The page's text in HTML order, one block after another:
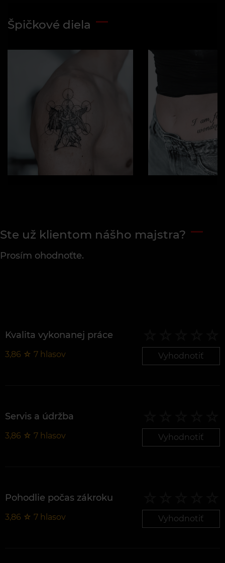
Špičkové diela
Ste už klientom nášho majstra?
Prosím ohodnoťte.
Kvalita vykonanej práce
3,86 ☆ 7 hlasov Vyhodnotiť
Servis a údržba
3,86 ☆ 7 hlasov Vyhodnotiť
Pohodlie počas zákroku
3,86 ☆ 7 hlasov Vyhodnotiť